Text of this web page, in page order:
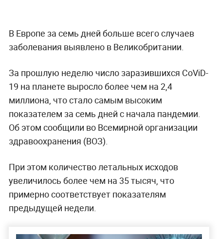
В Европе за семь дней больше всего случаев
заболевания выявлено в Великобритании.
За прошлую неделю число заразившихся CoViD-
19 на планете выросло более чем на 2,4
миллиона, что стало самым высоким
показателем за семь дней с начала пандемии.
Об этом сообщили во Всемирной организации
здравоохранения (ВОЗ).
При этом количество летальных исходов
увеличилось более чем на 35 тысяч, что
примерно соответствует показателям
предыдущей недели.